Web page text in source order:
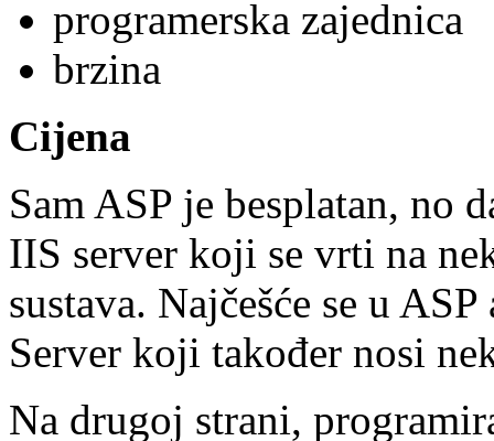
programerska zajednica
brzina
Cijena
Sam ASP je besplatan, no
IIS server koji se vrti na
sustava. Najčešće se u
Server koji također nosi
Na drugoj strani,